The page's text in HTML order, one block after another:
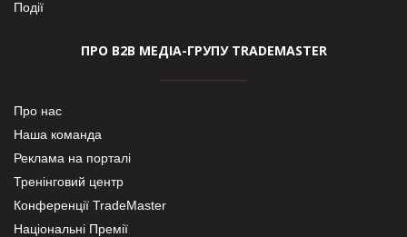
Події
ПРО В2В МЕДІА-ГРУПУ TRADEMASTER
Про нас
Наша команда
Реклама на порталі
Тренінговий центр
Конференції TradeMaster
Національні Премії